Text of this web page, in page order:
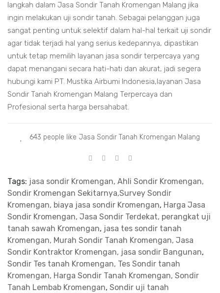
langkah dalam Jasa Sondir Tanah Kromengan Malang jika
ingin melakukan uji sondir tanah. Sebagai pelanggan juga
sangat penting untuk selektif dalam hal-hal terkait uji sondir
agar tidak terjadi hal yang serius kedepannya, dipastikan
untuk tetap memilih layanan jasa sondir terpercaya yang
dapat menangani secara hati-hati dan akurat, jadi segera
hubungi kami PT. Mustika Airbumi Indonesia,layanan Jasa
Sondir Tanah Kromengan Malang Terpercaya dan
Profesional serta harga bersahabat.
643 people like Jasa Sondir Tanah Kromengan Malang
Tags: jasa sondir Kromengan, Ahli Sondir Kromengan,
Sondir Kromengan Sekitarnya,Survey Sondir
Kromengan, biaya jasa sondir Kromengan, Harga Jasa
Sondir Kromengan, Jasa Sondir Terdekat, perangkat uji
tanah sawah Kromengan, jasa tes sondir tanah
Kromengan, Murah Sondir Tanah Kromengan, Jasa
Sondir Kontraktor Kromengan, jasa sondir Bangunan,
Sondir Tes tanah Kromengan, Tes Sondir tanah
Kromengan, Harga Sondir Tanah Kromengan, Sondir
Tanah Lembab Kromengan, Sondir uji tanah